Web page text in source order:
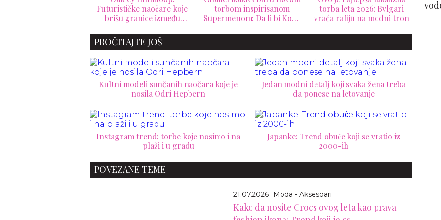
Futurističke naočare koje
brišu granice između
torbom inspirisanom
Supermenom: Da li bi Koko
zaokret?
torba leta 2026: Bvlgari
vraća rafiju na modni tron
PROČITAJTE JOŠ
Kultni modeli sunčanih naočara koje je
nosila Odri Hepbern
Jedan modni detalj koji svaka žena treba
da ponese na letovanje
Instagram trend: torbe koje nosimo i na
plaži i u gradu
Japanke: Trend obuće koji se vratio iz
2000-ih
POVEZANE TEME
21.07.2026 Moda - Aksesoari
Kako da nosite Crocs ovog leta kao prava